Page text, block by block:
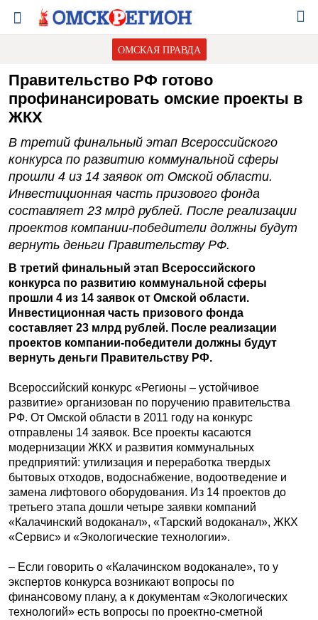
ОМСКАЯ ПРАВДА
Правительство РФ готово
профинансировать омские проекты в
ЖКХ
В третий финальный этап Всероссийского
конкурса по развитию коммунальной сферы
прошли 4 из 14 заявок от Омской области.
Инвестиционная часть призового фонда
составляет 23 млрд рублей. После реализации
проектов компании-победители должны будут
вернуть деньги Правительству РФ.
В третий финальный этап Всероссийского
конкурса по развитию коммунальной сферы
прошли 4 из 14 заявок от Омской области.
Инвестиционная часть призового фонда
составляет 23 млрд рублей. После реализации
проектов компании-победители должны будут
вернуть деньги Правительству РФ.
Всероссийский конкурс «Регионы – устойчивое
развитие» организован по поручению правительства
РФ. От Омской области в 2011 году на конкурс
отправлены 14 заявок. Все проекты касаются
модернизации ЖКХ и развития коммунальных
предприятий: утилизация и переработка твердых
бытовых отходов, водоснабжение, водоотведение и
замена лифтового оборудования. Из 14 проектов до
третьего этапа дошли четыре заявки компаний
«Калачинский водоканал», «Тарский водоканал», ЖКХ
«Сервис» и «Экологические технологии».
– Если говорить о «Калачинском водоканале», то у
экспертов конкурса возникают вопросы по
финансовому плану, а к документам «Экологических
технологий» есть вопросы по проектно-сметной